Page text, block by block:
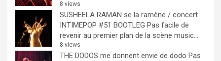
8 views
SUSHEELA RAMAN se la ramène / concert
INTIMEPOP #51 BOOTLEG Pas facile de
revenir au premier plan de la scène music...
8 views
THE DODOS me donnent envie de dodo Pas